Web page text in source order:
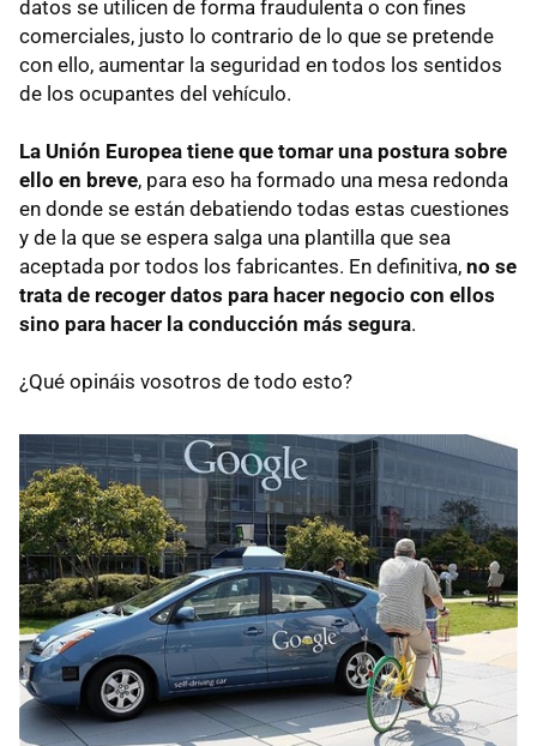
datos se utilicen de forma fraudulenta o con fines
comerciales, justo lo contrario de lo que se pretende
con ello, aumentar la seguridad en todos los sentidos
de los ocupantes del vehículo.
La Unión Europea tiene que tomar una postura sobre
ello en breve, para eso ha formado una mesa redonda
en donde se están debatiendo todas estas cuestiones
y de la que se espera salga una plantilla que sea
aceptada por todos los fabricantes. En definitiva, no se
trata de recoger datos para hacer negocio con ellos
sino para hacer la conducción más segura.
¿Qué opináis vosotros de todo esto?